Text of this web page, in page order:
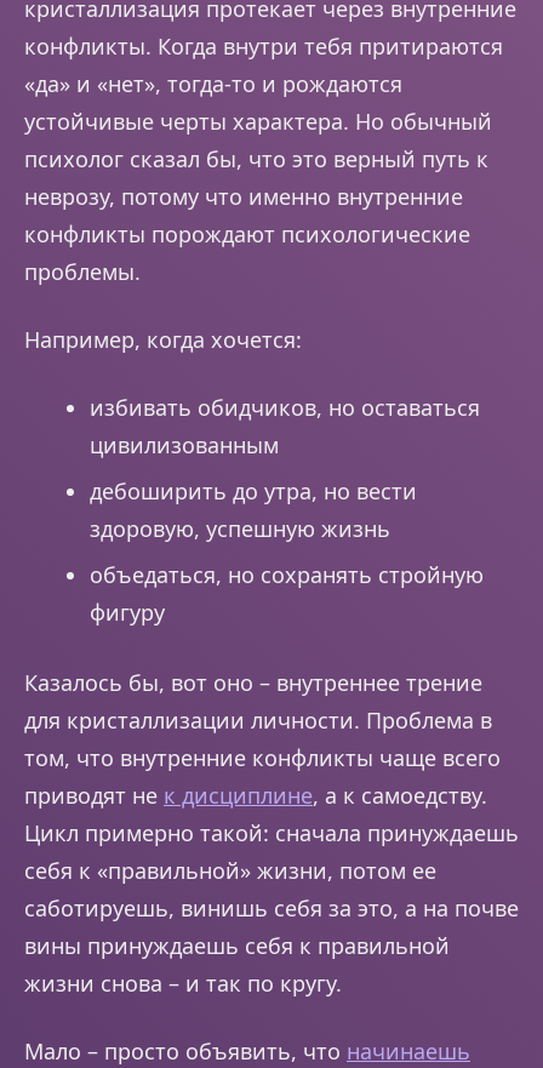
кристаллизация протекает через внутренние
конфликты. Когда внутри тебя притираются
«да» и «нет», тогда-то и рождаются
устойчивые черты характера. Но обычный
психолог сказал бы, что это верный путь к
неврозу, потому что именно внутренние
конфликты порождают психологические
проблемы.
Например, когда хочется:
избивать обидчиков, но оставаться
цивилизованным
дебоширить до утра, но вести
здоровую, успешную жизнь
объедаться, но сохранять стройную
фигуру
Казалось бы, вот оно – внутреннее трение
для кристаллизации личности. Проблема в
том, что внутренние конфликты чаще всего
приводят не к дисциплине, а к самоедству.
Цикл примерно такой: сначала принуждаешь
себя к «правильной» жизни, потом ее
саботируешь, винишь себя за это, а на почве
вины принуждаешь себя к правильной
жизни снова – и так по кругу.
Мало – просто объявить, что начинаешь